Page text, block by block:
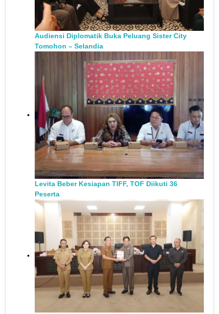
Audiensi Diplomatik Buka Peluang Sister City
Tomohon – Selandia
Levita Beber Kesiapan TIFF, TOF Diikuti 36
Peserta